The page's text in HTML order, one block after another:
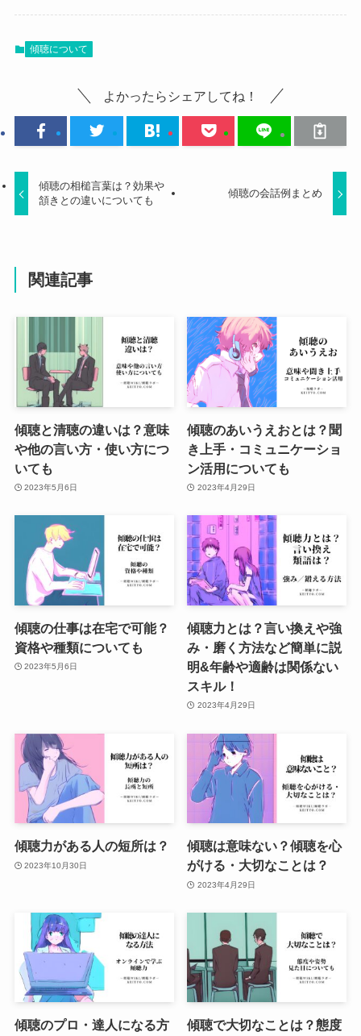
傾聴について
よかったらシェアしてね！
傾聴の相槌言葉は？効果や
頷きとの違いについても
傾聴の会話例まとめ
関連記事
傾聴と清聴の違いは？意味
や他の言い方・使い方につ
いても
2023年5月6日
傾聴のあいうえおとは？聞
き上手・コミュニケーショ
ン活用についても
2023年4月29日
傾聴の仕事は在宅で可能？
資格や種類についても
2023年5月6日
傾聴力とは？言い換えや強
み・磨く方法など簡単に説
明&年齢や適齢は関係ない
スキル！
2023年4月29日
傾聴力がある人の短所は？
2023年10月30日
傾聴は意味ない？傾聴を心
がける・大切なことは？
2023年4月29日
傾聴のプロ・達人になる方
傾聴で大切なことは？態度